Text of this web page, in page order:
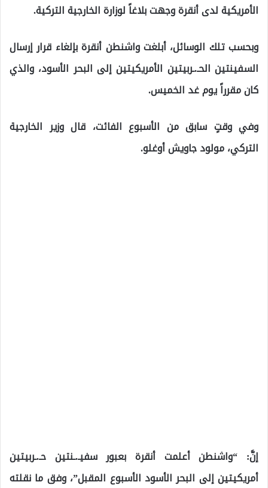
الأمريكية لدى أنقرة وجهت بلاغاً لوزارة الخارجية التركية.
وبحسب تلك الوسائل، أبلغت واشنطن أنقرة بإلغاء قرار إرسال
السفينتين الحـ.ـربيتين الأمريكيتين إلى البحر الأسود، والذي
كان مقرراً يوم غد الخميس.
وفي وقتٍ سابق من الأسبوع الفائت، قال وزير الخارجية
التركي، مولود جاويش أوغلو.
إنَّ: “واشنطن أعلمت أنقرة بعبور سفيـ.ـنتين حـ.ـربيتين
أمريكيتين إلى البحر الأسود الأسبوع المقبل”، وفق ما نقلته